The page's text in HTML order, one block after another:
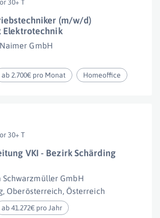
30+ T
(m/w/d)
Elektrotechnik
GmbH
ab 2.700€ pro Monat Homeoffice
30+ T
VKI - Bezirk Schärding
GmbH
, Oberösterreich, Österreich
ab 41.272€ pro Jahr